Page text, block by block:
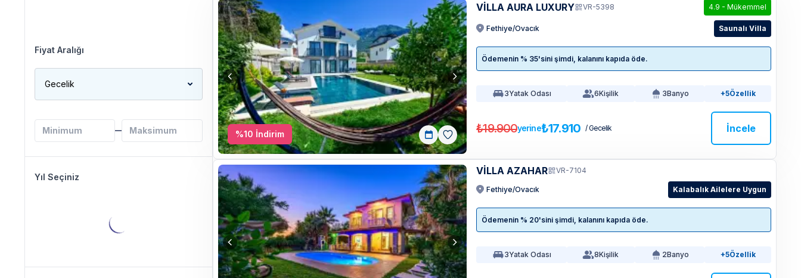
Fiyat Aralığı
Gecelik
Yıl Seçiniz
%10 İndirim
VİLLA AURA LUXURY VR-5398 4.9 - Mükemmel
Fethiye/Ovacık Saunalı Villa
Ödemenin % 35'sini şimdi, kalanını kapıda öde.
3Yatak Odası 6Kişilik 3Banyo +5Özellik
₺19.900yerine₺17.910 / Gecelik İncele
VİLLA AZAHAR VR-7104
Fethiye/Ovacık Kalabalık Ailelere Uygun
Ödemenin % 20'sini şimdi, kalanını kapıda öde.
3Yatak Odası 8Kişilik 2Banyo +5Özellik